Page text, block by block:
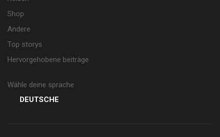
Shop
Andere
Top storys
Hervorgehobene beiträge
Wähle deine sprache
DEUTSCHE